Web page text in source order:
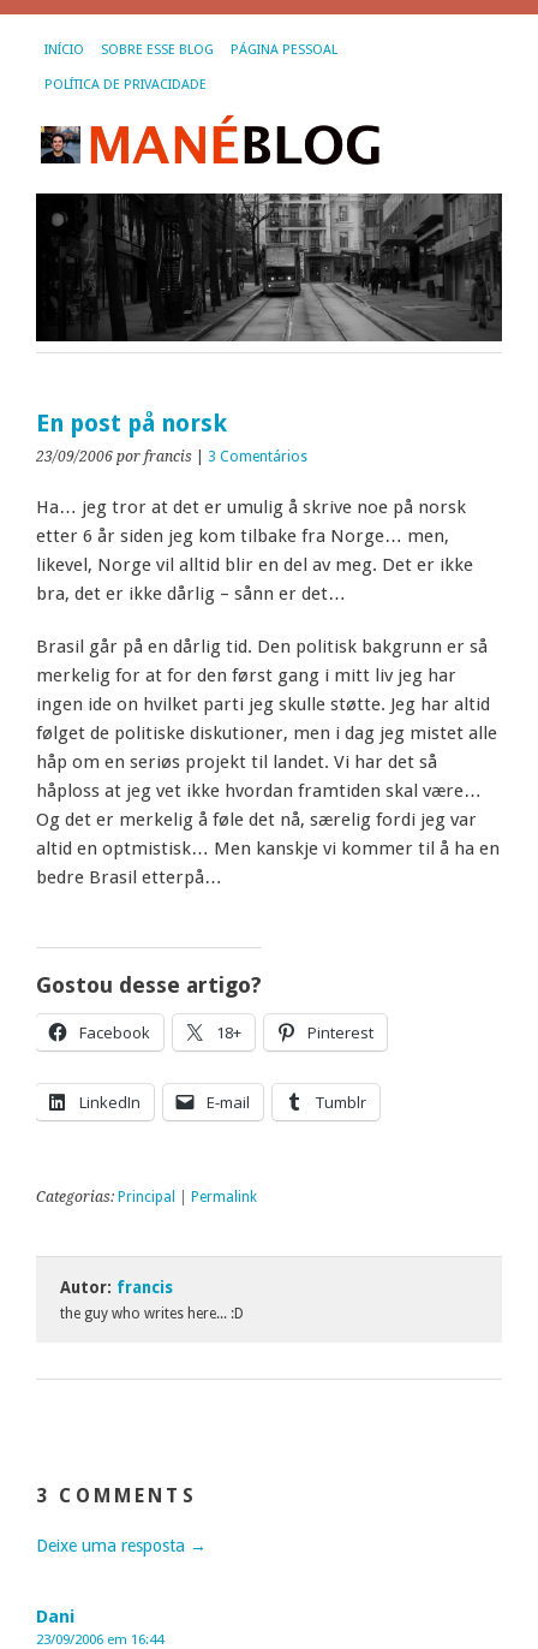
INÍCIO SOBRE ESSE BLOG PÁGINA PESSOAL
POLÍTICA DE PRIVACIDADE
En post på norsk
23/09/2006 por francis 3 Comentários
Ha… jeg tror at det er umulig å skrive noe på norsk
etter 6 år siden jeg kom tilbake fra Norge… men,
likevel, Norge vil alltid blir en del av meg. Det er ikke
bra, det er ikke dårlig – sånn er det…
Brasil går på en dårlig tid. Den politisk bakgrunn er så
merkelig for at for den først gang i mitt liv jeg har
ingen ide on hvilket parti jeg skulle støtte. Jeg har altid
følget de politiske diskutioner, men i dag jeg mistet alle
håp om en seriøs projekt til landet. Vi har det så
håploss at jeg vet ikke hvordan framtiden skal være…
Og det er merkelig å føle det nå, særelig fordi jeg var
altid en optmistisk… Men kanskje vi kommer til å ha en
bedre Brasil etterpå…
Gostou desse artigo?
Facebook 18+ Pinterest
LinkedIn E-mail Tumblr
Categorias: Principal Permalink
Autor: francis
the guy who writes here... :D
3 COMMENTS
Deixe uma resposta →
Dani
23/09/2006 em 16:44